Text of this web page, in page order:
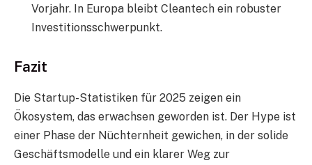
Vorjahr. In Europa bleibt Cleantech ein robuster
Investitionsschwerpunkt.
Fazit
Die Startup-Statistiken für 2025 zeigen ein
Ökosystem, das erwachsen geworden ist. Der Hype ist
einer Phase der Nüchternheit gewichen, in der solide
Geschäftsmodelle und ein klarer Weg zur